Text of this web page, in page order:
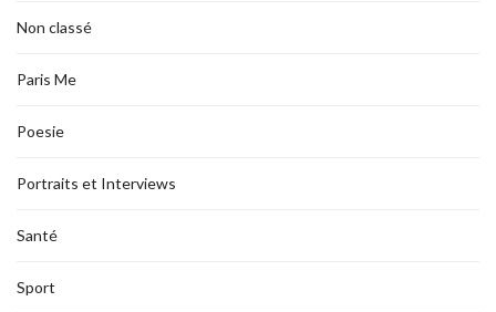
Non classé
Paris Me
Poesie
Portraits et Interviews
Santé
Sport